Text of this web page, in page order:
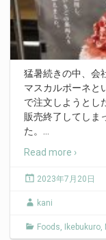
猛暑続きの中、会
マスカルポーネと
で注文しようとし
販売終了してしま
た。
Read more ›
2023年7月20日
kani
Foods, Ikebukuro,